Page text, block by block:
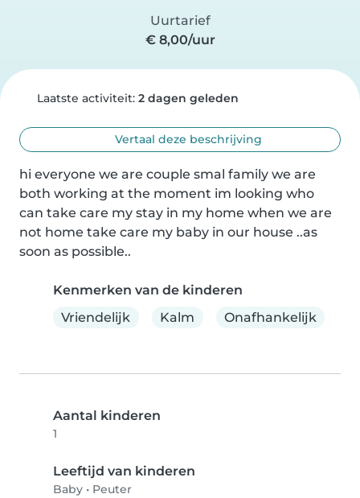
Uurtarief
€ 8,00/uur
Laatste activiteit: 2 dagen geleden
Vertaal deze beschrijving
hi everyone we are couple smal family we are
both working at the moment im looking who
can take care my stay in my home when we are
not home take care my baby in our house ..as
soon as possible..
Kenmerken van de kinderen
Vriendelijk
Kalm Onafhankelijk
Aantal kinderen
1
Leeftijd van kinderen
Baby • Peuter